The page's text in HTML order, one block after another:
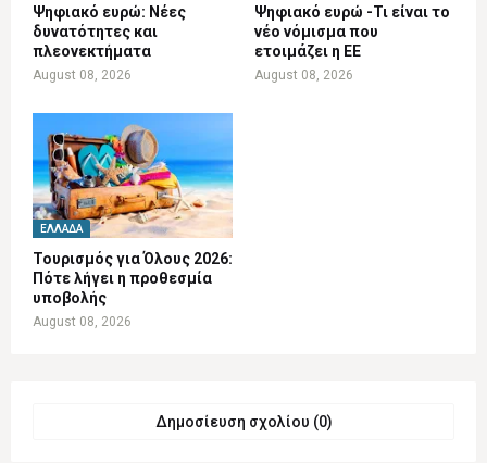
Ψηφιακό ευρώ: Νέες
δυνατότητες και
πλεονεκτήματα
August 08, 2026
Ψηφιακό ευρώ -Τι είναι το
νέο νόμισμα που
ετοιμάζει η ΕΕ
August 08, 2026
ΕΛΛΆΔΑ
Τουρισμός για Όλους 2026:
Πότε λήγει η προθεσμία
υποβολής
August 08, 2026
Δημοσίευση σχολίου (0)